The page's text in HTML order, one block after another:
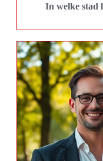
In welke stad